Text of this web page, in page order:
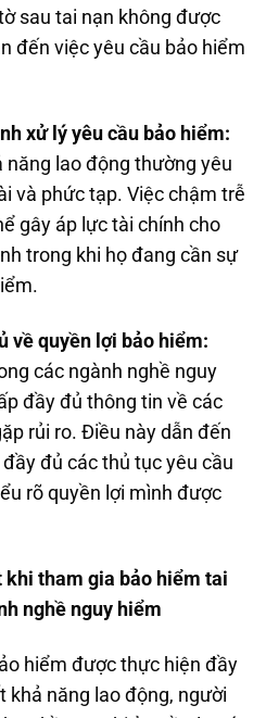
sau tai nạn không được
đến việc yêu cầu bảo hiểm
xử lý yêu cầu bảo hiểm:
lao động thường yêu
và phức tạp. Việc chậm trễ
gây áp lực tài chính cho
trong khi họ đang cần sự
về quyền lợi bảo hiểm:
các ngành nghề nguy
đầy đủ thông tin về các
rủi ro. Điều này dẫn đến
đủ các thủ tục yêu cầu
rõ quyền lợi mình được
tham gia bảo hiểm tai
nghề nguy hiểm
hiểm được thực hiện đầy
năng lao động, người